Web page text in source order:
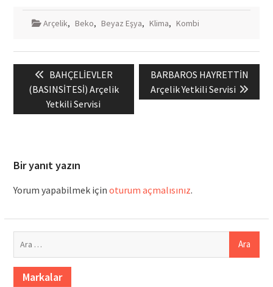
Arçelik, Beko, Beyaz Eşya, Klima, Kombi
gezinmesiPrevious
post:
BAHÇELİEVLER
(BASINSİTESİ) Arçelik
Yetkili Servisi
Next
post:
BARBAROS HAYRETTİN
Arçelik Yetkili Servisi
Bir yanıt yazın
Yorum yapabilmek için oturum açmalısınız.
Markalar